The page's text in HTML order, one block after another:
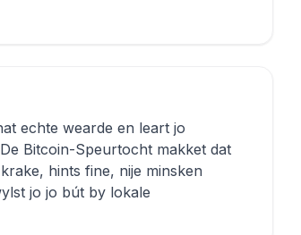
echte wearde en leart jo
Bitcoin-Speurtocht makket dat
hints fine, nije minsken
jo jo bút by lokale